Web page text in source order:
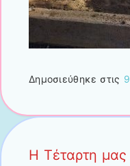
Δημοσιεύθηκε στις
Η Τέταρτη μας